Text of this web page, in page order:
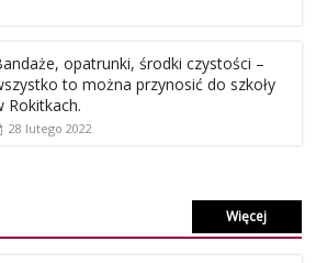
opatrunki, środki czystości –
to można przynosić do szkoły
Rokitkach.
28 lutego 2022
Więcej